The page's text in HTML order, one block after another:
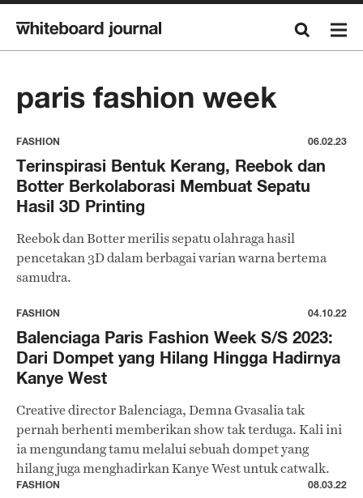
paris fashion week
FASHION 06.02.23
Terinspirasi Bentuk Kerang, Reebok dan
Botter Berkolaborasi Membuat Sepatu
Hasil 3D Printing
Reebok dan Botter merilis sepatu olahraga hasil
pencetakan 3D dalam berbagai varian warna bertema
samudra.
FASHION 04.10.22
Balenciaga Paris Fashion Week S/S 2023:
Dari Dompet yang Hilang Hingga Hadirnya
Kanye West
Creative director Balenciaga, Demna Gvasalia tak
pernah berhenti memberikan show tak terduga. Kali ini
ia mengundang tamu melalui sebuah dompet yang
hilang juga menghadirkan Kanye West untuk catwalk.
FASHION 08.03.22